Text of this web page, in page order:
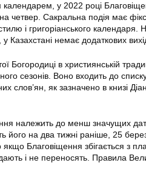
календарем, у 2022 році
четвер. Сакральна подія має
і григоріанського календаря.
у Казахстані немає додаткових
Богородиці в християнській
сезонів. Воно входить до
слов’ян, як зазначено в книзі
належить до менш значущих
його на два тижні раніше, 25
Благовіщення збігається з
і не переносять. Правила